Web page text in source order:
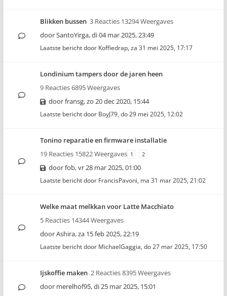
Blikken bussen 3 Reacties 13294 Weergaves
doorSantoYirga,di 04 mar 2025, 23:49
Laatste bericht door Koffiedrap, za 31 mei 2025, 17:17
Londinium tampers door de jaren heen
9 Reacties 6895 Weergaves
doorfransg,zo 20 dec 2020, 15:44
Laatste bericht door BoyJ79, do 29 mei 2025, 12:02
Tonino reparatie en firmware installatie
19 Reacties 15822 Weergaves 1 2
doorfob,vr 28 mar 2025, 01:00
Laatste bericht door FrancisPavoni, ma 31 mar 2025, 21:02
Welke maat melkkan voor Latte Macchiato
5 Reacties 14344 Weergaves
doorAshira,za 15 feb 2025, 22:19
Laatste bericht door MichaelGaggia, do 27 mar 2025, 17:50
Ijskoffie maken 2 Reacties 8395 Weergaves
door merelhof95,di 25 mar 2025, 15:01